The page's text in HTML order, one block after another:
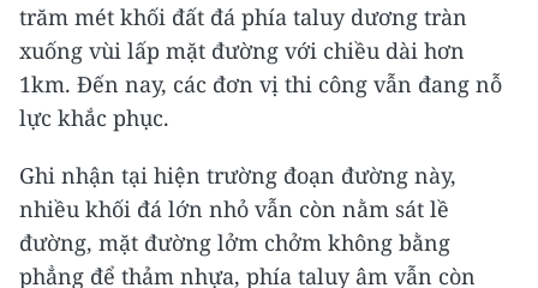
trăm mét khối đất đá phía taluy dương tràn
xuống vùi lấp mặt đường với chiều dài hơn
1km. Đến nay, các đơn vị thi công vẫn đang nỗ
lực khắc phục.
Ghi nhận tại hiện trường đoạn đường này,
nhiều khối đá lớn nhỏ vẫn còn nằm sát lề
đường, mặt đường lởm chởm không bằng
phẳng để thảm nhựa, phía taluy âm vẫn còn